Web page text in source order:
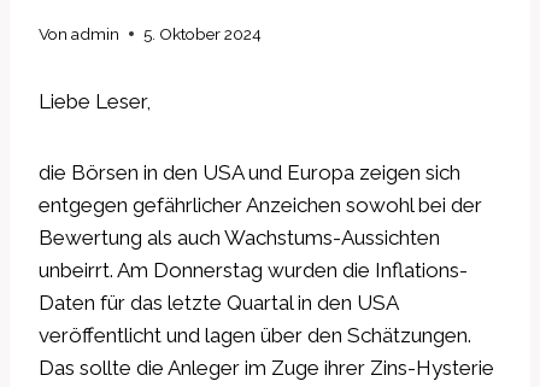
Von admin 5. Oktober 2024
Liebe Leser,
die Börsen in den USA und Europa zeigen sich
entgegen gefährlicher Anzeichen sowohl bei der
Bewertung als auch Wachstums-Aussichten
unbeirrt. Am Donnerstag wurden die Inflations-
Daten für das letzte Quartal in den USA
veröffentlicht und lagen über den Schätzungen.
Das sollte die Anleger im Zuge ihrer Zins-Hysterie